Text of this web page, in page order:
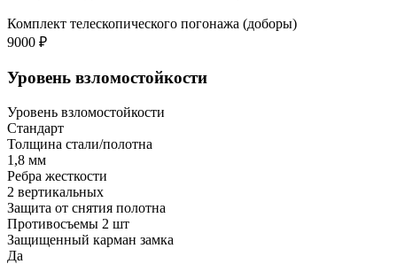
Комплект телескопического погонажа (доборы)
9000 ₽
Уровень взломостойкости
Уровень взломостойкости
Стандарт
Толщина стали/полотна
1,8 мм
Ребра жесткости
2 вертикальных
Защита от снятия полотна
Противосъемы 2 шт
Защищенный карман замка
Да